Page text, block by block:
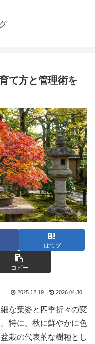
て方と管理術を
はてブ
コピー
2025.12.19 2026.04.30
な葉姿と四季折々の変
特に、秋に鮮やかに色
栽の代表的な樹種とし